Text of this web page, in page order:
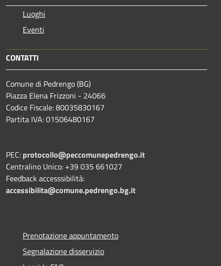
Luoghi
Eventi
CONTATTI
Comune di Pedrengo (BG)
Piazza Elena Frizzoni - 24066
Codice Fiscale: 80035830167
Partita IVA: 01506480167
PEC: protocollo@peccomunepedrengo.it
Centralino Unico: +39 035 661027
Feedback accesssibilità:
accessibilita@comune.pedrengo.bg.it
Prenotazione appuntamento
Segnalazione disservizio